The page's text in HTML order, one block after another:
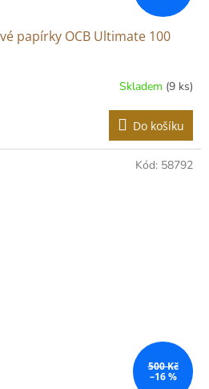
papírky OCB Ultimate 100
Skladem (9 ks)
Do košíku
500 Kč
–16 %
Kód: 58792